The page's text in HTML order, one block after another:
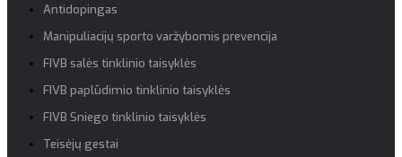
Antidopingas
Manipuliacijų sporto varžybomis prevencija
FIVB salės tinklinio taisyklės
FIVB paplūdimio tinklinio taisyklės
FIVB Sniego tinklinio taisyklės
Teisėjų gestai